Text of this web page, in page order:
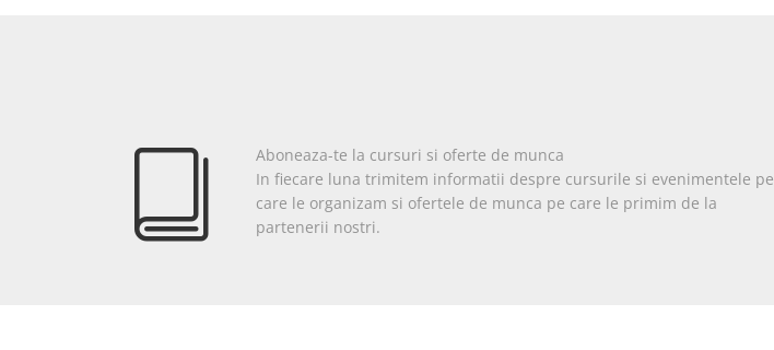
Aboneaza-te la cursuri si oferte de munca
In fiecare luna trimitem informatii despre cursurile si evenimentele pe
care le organizam si ofertele de munca pe care le primim de la
partenerii nostri.